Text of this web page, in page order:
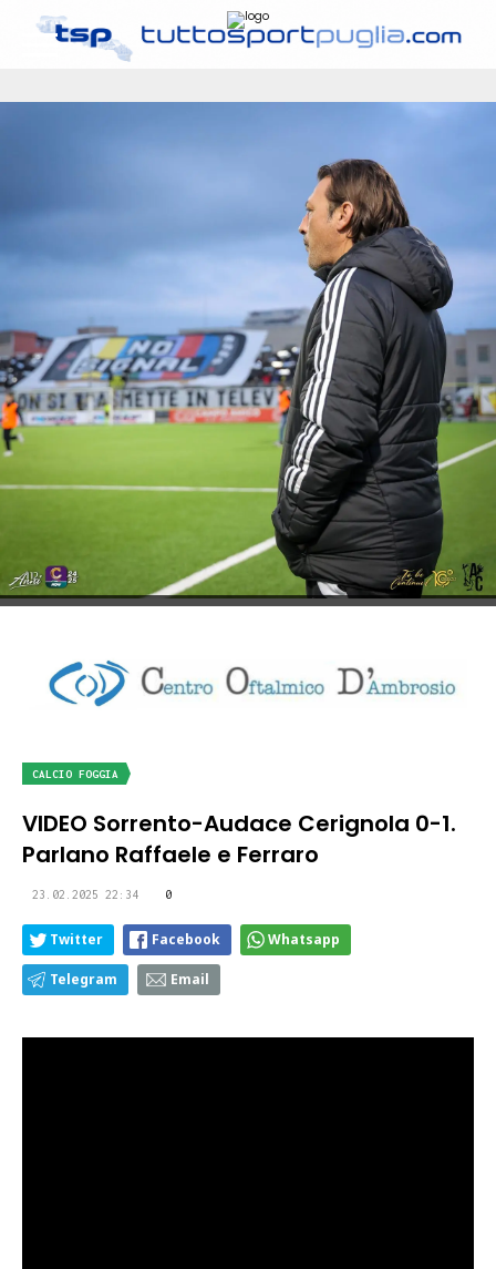
CALCIO FOGGIA
VIDEO Sorrento-Audace Cerignola 0-1.
Parlano Raffaele e Ferraro
23.02.2025 22:34 0
Twitter Facebook Whatsapp
Telegram Email